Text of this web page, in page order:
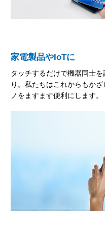
家電製品やIoTに
タッチするだけで機器同士
り。私たちはこれからもか
ノをますます便利にします。